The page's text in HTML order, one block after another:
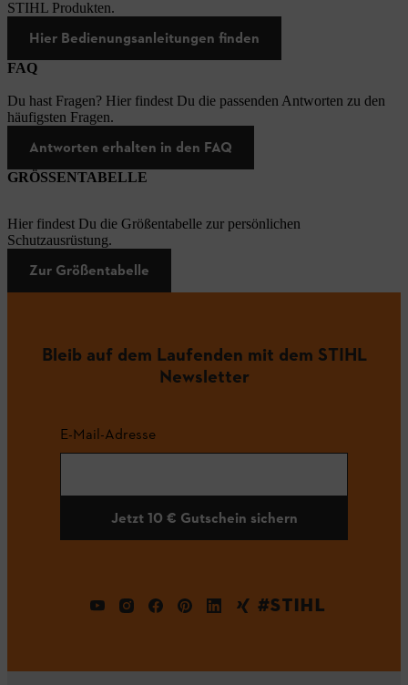
STIHL Produkten.
Hier Bedienungsanleitungen finden
FAQ
Du hast Fragen? Hier findest Du die passenden Antworten zu den
häufigsten Fragen.
Antworten erhalten in den FAQ
GRÖSSENTABELLE
Hier findest Du die Größentabelle zur persönlichen
Schutzausrüstung.
Zur Größentabelle
Bleib auf dem Laufenden mit dem STIHL
Newsletter
E-Mail-Adresse
Jetzt 10 € Gutschein sichern
#STIHL